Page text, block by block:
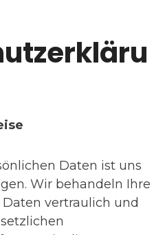
Daten ist uns
Wir behandeln Ihre
vertraulich und